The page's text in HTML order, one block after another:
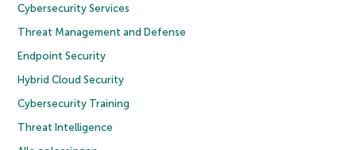
Cybersecurity Services
Threat Management and Defense
Endpoint Security
Hybrid Cloud Security
Cybersecurity Training
Threat Intelligence